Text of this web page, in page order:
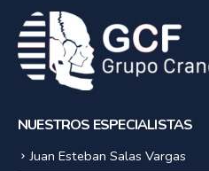
NUESTROS ESPECIALISTAS
Juan Esteban Salas Vargas